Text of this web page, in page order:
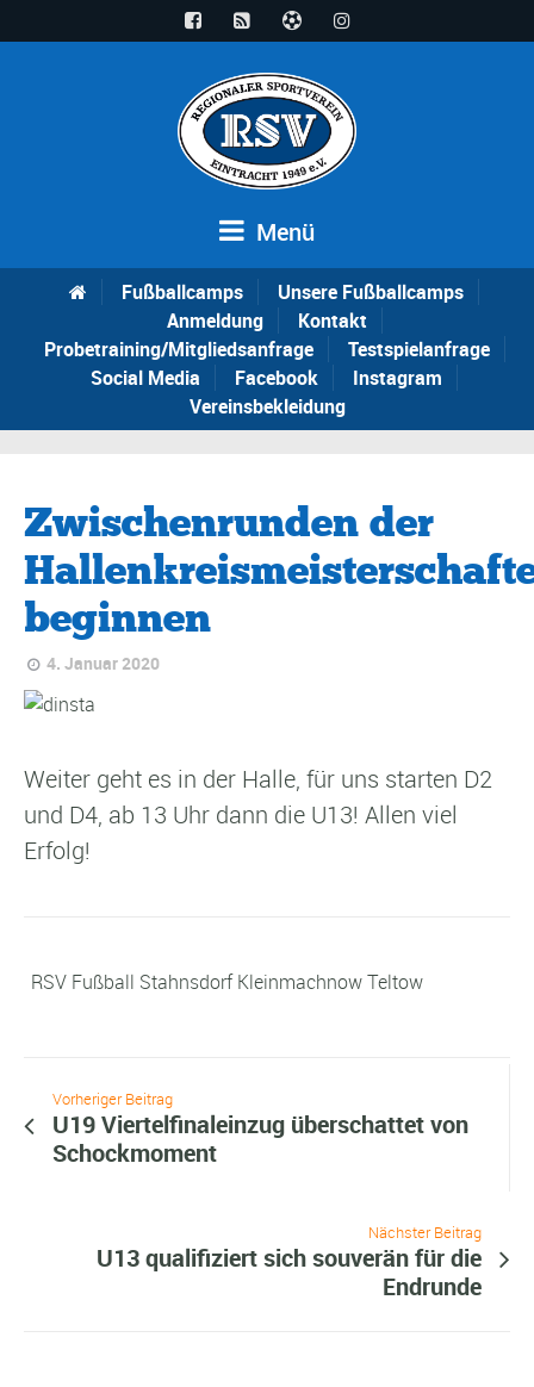
Menü
Fußballcamps
Unsere Fußballcamps
Anmeldung
Kontakt
Probetraining/Mitgliedsanfrage
Testspielanfrage
Social Media
Facebook
Instagram
Vereinsbekleidung
Zwischenrunden der
beginnen
4. Januar 2020
Weiter geht es in der Halle, für uns starten D2
und D4, ab 13 Uhr dann die U13! Allen viel
Erfolg!
RSV Fußball Stahnsdorf Kleinmachnow Teltow
Vorheriger Beitrag
U19 Viertelfinaleinzug überschattet von
Schockmoment
Nächster Beitrag
U13 qualifiziert sich souverän für die
Endrunde